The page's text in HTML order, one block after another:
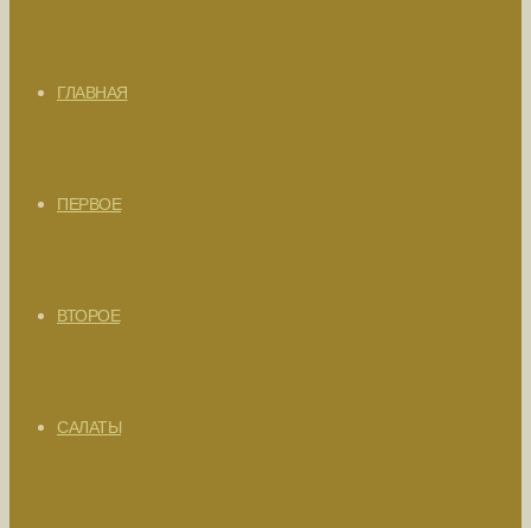
ГЛАВНАЯ
ПЕРВОЕ
ВТОРОЕ
САЛАТЫ